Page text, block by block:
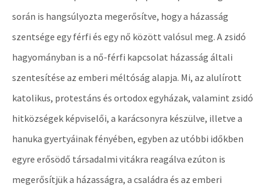
során is hangsúlyozta megerősítve, hogy a házasság
szentsége egy férfi és egy nő között valósul meg. A zsidó
hagyományban is a nő-férfi kapcsolat házasság általi
szentesítése az emberi méltóság alapja. Mi, az alulírott
katolikus, protestáns és ortodox egyházak, valamint zsidó
hitközségek képviselői, a karácsonyra készülve, illetve a
hanuka gyertyáinak fényében, egyben az utóbbi időkben
egyre erősödő társadalmi vitákra reagálva ezúton is
megerősítjük a házasságra, a családra és az emberi